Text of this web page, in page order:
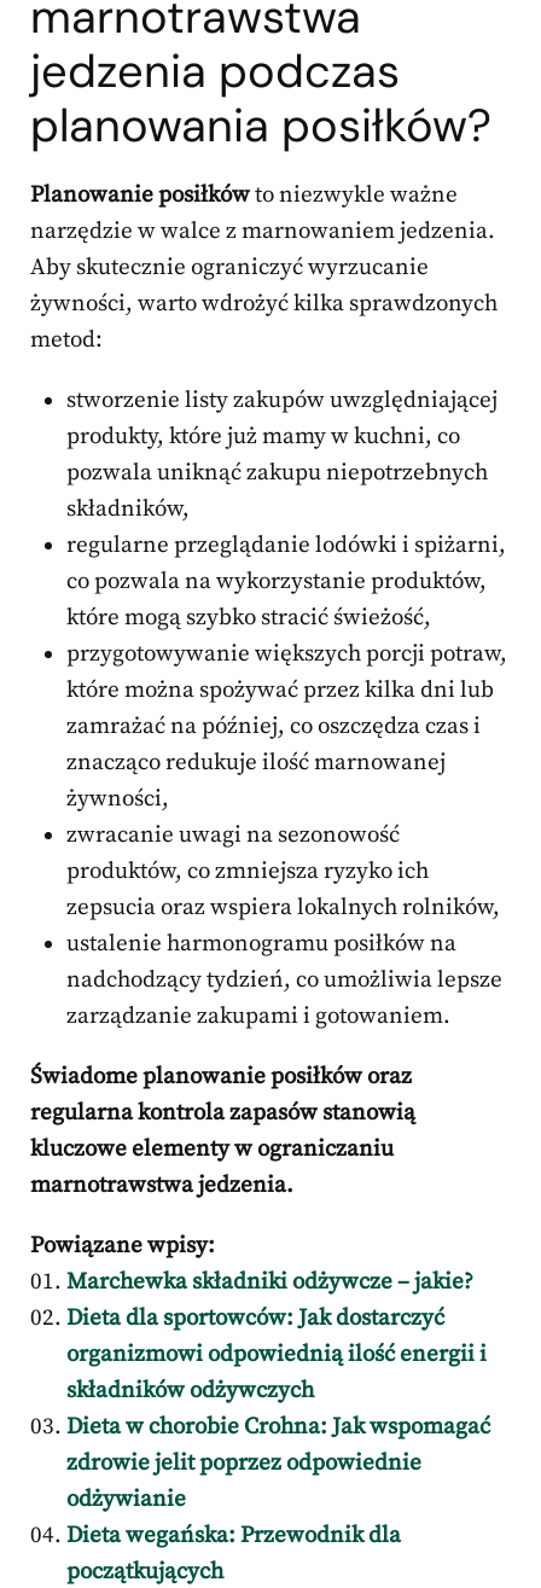
marnotrawstwa
jedzenia podczas
planowania posiłków?
Planowanie posiłkówto niezwykle ważne
narzędzie w walce z marnowaniem jedzenia.
Aby skutecznie ograniczyć wyrzucanie
żywności, warto wdrożyć kilka sprawdzonych
metod:
stworzenie listy zakupów uwzględniającej
produkty, które już mamy w kuchni, co
pozwala uniknąć zakupu niepotrzebnych
składników,
regularne przeglądanie lodówki i spiżarni,
co pozwala na wykorzystanie produktów,
które mogą szybko stracić świeżość,
przygotowywanie większych porcji potraw,
które można spożywać przez kilka dni lub
zamrażać na później, co oszczędza czas i
znacząco redukuje ilość marnowanej
żywności,
zwracanie uwagi na sezonowość
produktów, co zmniejsza ryzyko ich
zepsucia oraz wspiera lokalnych rolników,
ustalenie harmonogramu posiłków na
nadchodzący tydzień, co umożliwia lepsze
zarządzanie zakupami i gotowaniem.
Świadome planowanie posiłków oraz
regularna kontrola zapasów stanowią
kluczowe elementy w ograniczaniu
marnotrawstwa jedzenia.
Powiązane wpisy:
Marchewka składniki odżywcze – jakie?
Dieta dla sportowców: Jak dostarczyć
organizmowi odpowiednią ilość energii i
składników odżywczych
Dieta w chorobie Crohna: Jak wspomagać
zdrowie jelit poprzez odpowiednie
odżywianie
Dieta wegańska: Przewodnik dla
początkujących